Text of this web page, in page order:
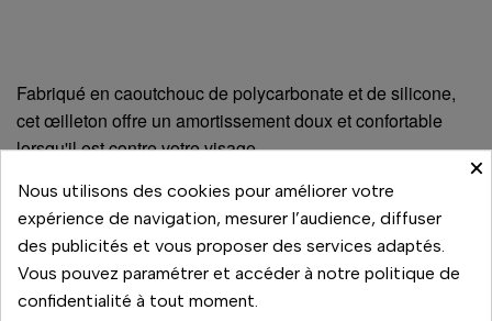
Fabriqué en caoutchouc de polycarbonate et de silicone,
cet œilleton offre un amortissement doux et confortable
lorsqu'il est contre votre visage.
Compatibilité
EOS R3
×
Nous utilisons des cookies pour améliorer votre
expérience de navigation, mesurer l’audience, diffuser
des publicités et vous proposer des services adaptés.
Vous pouvez paramétrer et accéder à notre politique de
confidentialité à tout moment.